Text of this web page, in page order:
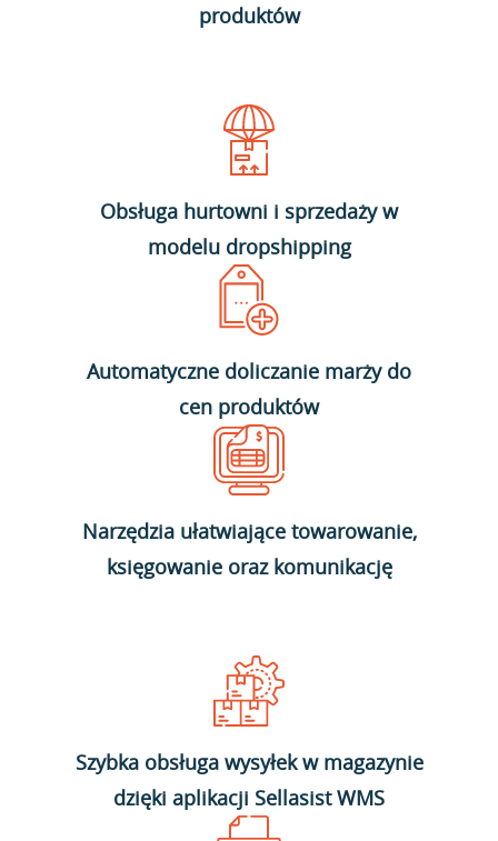
produktów
Obsługa hurtowni i sprzedaży w
modelu dropshipping
Automatyczne doliczanie marży do
cen produktów
Narzędzia ułatwiające towarowanie,
księgowanie oraz komunikację
Szybka obsługa wysyłek w magazynie
dzięki aplikacji Sellasist WMS